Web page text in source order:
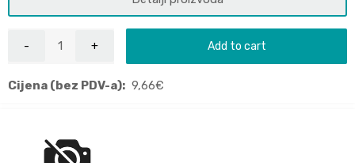
Add to cart
Cijena (bez PDV-a): 9,66€